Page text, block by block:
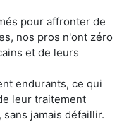
pour affronter de
nos pros n'ont zéro
et de leurs
endurants, ce qui
leur traitement
jamais défaillir.